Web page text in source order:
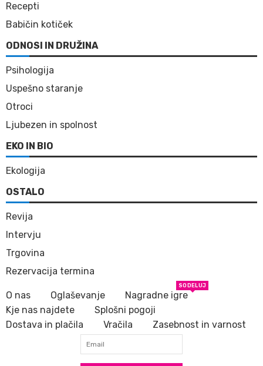
Recepti
Babičin kotiček
ODNOSI IN DRUŽINA
Psihologija
Uspešno staranje
Otroci
Ljubezen in spolnost
EKO IN BIO
Ekologija
OSTALO
Revija
Intervju
Trgovina
Rezervacija termina
O nas Oglaševanje Nagradne igre
SODELUJ
Kje nas najdete
Splošni pogoji
Dostava in plačila
Vračila Zasebnost in varnost